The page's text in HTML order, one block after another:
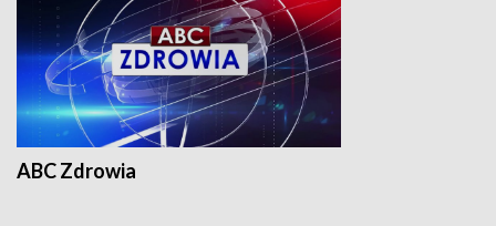
ABC Zdrowia